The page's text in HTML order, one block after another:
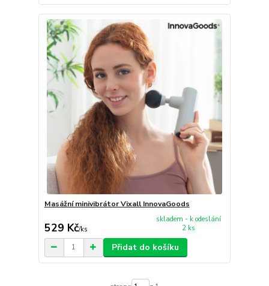
Masážní minivibrátor Vixall InnovaGoods
529 Kč/ks
skladem - k odeslání
2 ks
Přidat do košíku